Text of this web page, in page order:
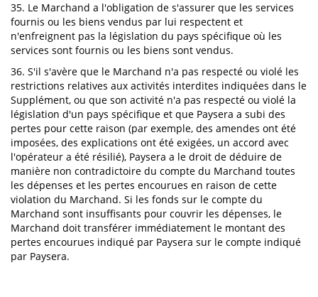
35. Le Marchand a l'obligation de s'assurer que les services
fournis ou les biens vendus par lui respectent et
n'enfreignent pas la législation du pays spécifique où les
services sont fournis ou les biens sont vendus.
36. S'il s'avère que le Marchand n'a pas respecté ou violé les
restrictions relatives aux activités interdites indiquées dans le
Supplément, ou que son activité n'a pas respecté ou violé la
législation d'un pays spécifique et que Paysera a subi des
pertes pour cette raison (par exemple, des amendes ont été
imposées, des explications ont été exigées, un accord avec
l'opérateur a été résilié), Paysera a le droit de déduire de
manière non contradictoire du compte du Marchand toutes
les dépenses et les pertes encourues en raison de cette
violation du Marchand. Si les fonds sur le compte du
Marchand sont insuffisants pour couvrir les dépenses, le
Marchand doit transférer immédiatement le montant des
pertes encourues indiqué par Paysera sur le compte indiqué
par Paysera.